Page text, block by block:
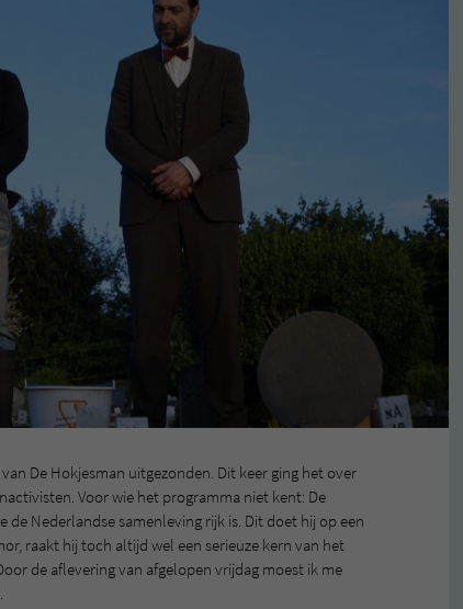
De Hokjesman uitgezonden. Dit keer ging het over
Voor wie het programma niet kent: De
de Nederlandse samenleving rijk is. Dit doet hij op een
raakt hij toch altijd wel een serieuze kern van het
de aflevering van afgelopen vrijdag moest ik me